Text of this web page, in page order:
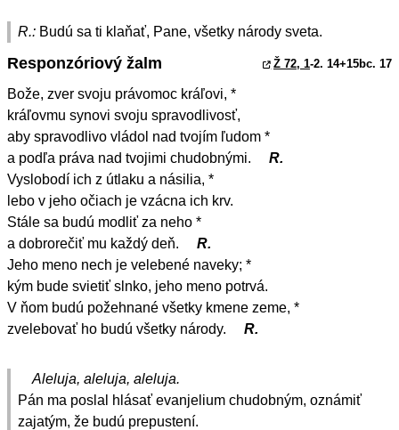
R.: Budú sa ti klaňať, Pane, všetky národy sveta.
Responzóriový žalm Ž 72, 1-2. 14+15bc. 17
Bože, zver svoju právomoc kráľovi, *
kráľovmu synovi svoju spravodlivosť,
aby spravodlivo vládol nad tvojím ľudom *
a podľa práva nad tvojimi chudobnými.
R.
Vyslobodí ich z útlaku a násilia, *
lebo v jeho očiach je vzácna ich krv.
Stále sa budú modliť za neho *
a dobrorečiť mu každý deň.
R.
Jeho meno nech je velebené naveky; *
kým bude svietiť slnko, jeho meno potrvá.
V ňom budú požehnané všetky kmene zeme, *
zvelebovať ho budú všetky národy.
R.
Aleluja, aleluja, aleluja.
Pán ma poslal hlásať evanjelium chudobným, oznámiť
zajatým, že budú prepustení.